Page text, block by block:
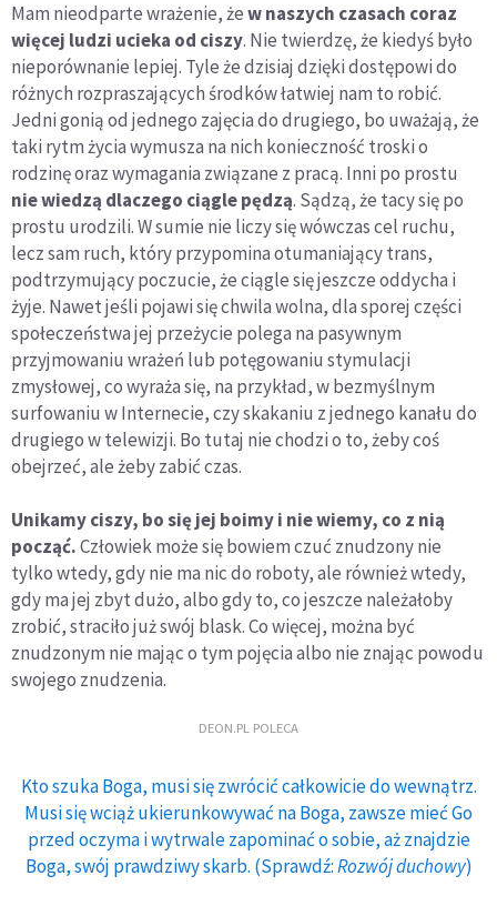
Mam nieodparte wrażenie, żew naszych czasach coraz
więcej ludzi ucieka od ciszy. Nie twierdzę, że kiedyś było
nieporównanie lepiej. Tyle że dzisiaj dzięki dostępowi do
różnych rozpraszających środków łatwiej nam to robić.
Jedni gonią od jednego zajęcia do drugiego, bo uważają, że
taki rytm życia wymusza na nich konieczność troski o
rodzinę oraz wymagania związane z pracą. Inni po prostu
nie wiedzą dlaczego ciągle pędzą. Sądzą, że tacy się po
prostu urodzili. W sumie nie liczy się wówczas cel ruchu,
lecz sam ruch, który przypomina otumaniający trans,
podtrzymujący poczucie, że ciągle się jeszcze oddycha i
żyje. Nawet jeśli pojawi się chwila wolna, dla sporej części
społeczeństwa jej przeżycie polega na pasywnym
przyjmowaniu wrażeń lub potęgowaniu stymulacji
zmysłowej, co wyraża się, na przykład, w bezmyślnym
surfowaniu w Internecie, czy skakaniu z jednego kanału do
drugiego w telewizji. Bo tutaj nie chodzi o to, żeby coś
obejrzeć, ale żeby zabić czas.
Unikamy ciszy, bo się jej boimy i nie wiemy, co z nią
począć.Człowiek może się bowiem czuć znudzony nie
tylko wtedy, gdy nie ma nic do roboty, ale również wtedy,
gdy ma jej zbyt dużo, albo gdy to, co jeszcze należałoby
zrobić, straciło już swój blask. Co więcej, można być
znudzonym nie mając o tym pojęcia albo nie znając powodu
swojego znudzenia.
DEON.PL POLECA
Kto szuka Boga, musi się zwrócić całkowicie do wewnątrz.
Musi się wciąż ukierunkowywać na Boga, zawsze mieć Go
przed oczyma i wytrwale zapominać o sobie, aż znajdzie
Boga, swój prawdziwy skarb. (Sprawdź:Rozwój duchowy)